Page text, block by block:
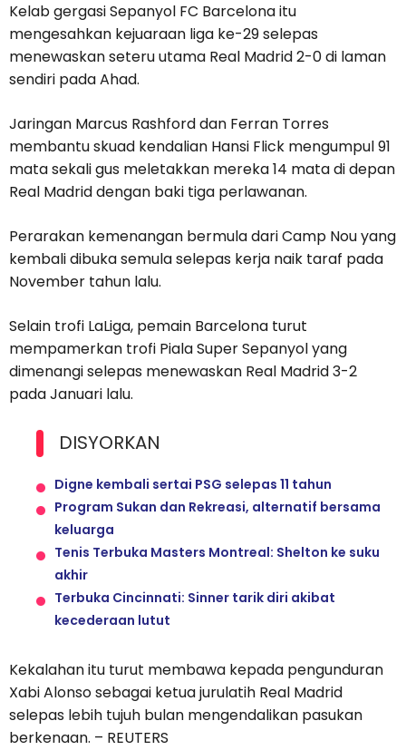
Kelab gergasi Sepanyol FC Barcelona itu
mengesahkan kejuaraan liga ke-29 selepas
menewaskan seteru utama Real Madrid 2-0 di laman
sendiri pada Ahad.
Jaringan Marcus Rashford dan Ferran Torres
membantu skuad kendalian Hansi Flick mengumpul 91
mata sekali gus meletakkan mereka 14 mata di depan
Real Madrid dengan baki tiga perlawanan.
Perarakan kemenangan bermula dari Camp Nou yang
kembali dibuka semula selepas kerja naik taraf pada
November tahun lalu.
Selain trofi LaLiga, pemain Barcelona turut
mempamerkan trofi Piala Super Sepanyol yang
dimenangi selepas menewaskan Real Madrid 3-2
pada Januari lalu.
DISYORKAN
Digne kembali sertai PSG selepas 11 tahun
Program Sukan dan Rekreasi, alternatif bersama
keluarga
Tenis Terbuka Masters Montreal: Shelton ke suku
akhir
Terbuka Cincinnati: Sinner tarik diri akibat
kecederaan lutut
Kekalahan itu turut membawa kepada pengunduran
Xabi Alonso sebagai ketua jurulatih Real Madrid
selepas lebih tujuh bulan mengendalikan pasukan
berkenaan. – REUTERS